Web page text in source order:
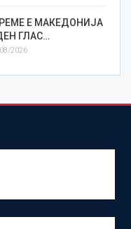
Е МАКЕДОНИЈА
ГЛАС…
2026